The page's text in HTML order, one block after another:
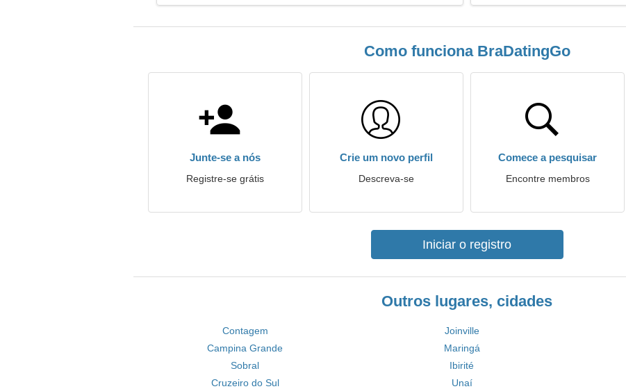
Como funciona BraDatingGo
Junte-se a nós
Registre-se grátis
Crie um novo perfil
Descreva-se
Comece a pesquisar
Encontre membros
Iniciar o registro
Outros lugares, cidades
Contagem Joinville
Campina Grande
Maringá
Sobral
Ibirité
Cruzeiro do Sul
Unaí